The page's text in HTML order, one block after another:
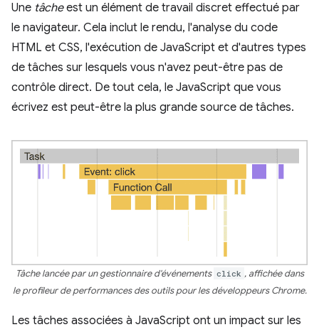
Une tâcheest un élément de travail discret effectué par
le navigateur. Cela inclut le rendu, l'analyse du code
HTML et CSS, l'exécution de JavaScript et d'autres types
de tâches sur lesquels vous n'avez peut-être pas de
contrôle direct. De tout cela, le JavaScript que vous
écrivez est peut-être la plus grande source de tâches.
Tâche lancée par un gestionnaire d'événements click , affichée dans
le profileur de performances des outils pour les développeurs Chrome.
Les tâches associées à JavaScript ont un impact sur les